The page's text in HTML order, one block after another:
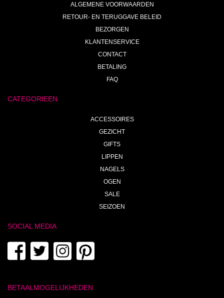
ALGEMENE VOORWAARDEN
RETOUR- EN TERUGGAVE BELEID
BEZORGEN
KLANTENSERVICE
CONTACT
BETALING
FAQ
CATEGORIEEN
ACCESSOIRES
GEZICHT
GIFTS
LIPPEN
NAGELS
OGEN
SALE
SEIZOEN
SOCIAL MEDIA
BETAALMOGELIJKHEDEN